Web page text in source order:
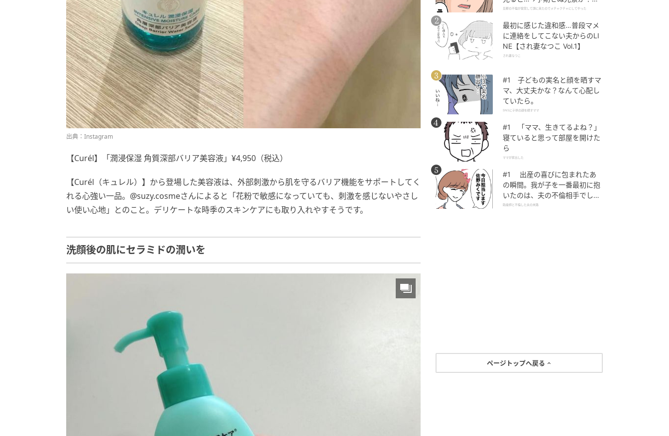
出典：Instagram
【Curél】「潤浸保湿 角質深部バリア美容液」¥4,950（税込）
【Curél（キュレル）】から登場した美容液は、外部刺激から肌を守るバリア機能をサポートしてく
れる心強い一品。@suzy.cosmeさんによると「花粉で敏感になっていても、刺激を感じないやさし
い使い心地」とのこと。デリケートな時季のスキンケアにも取り入れやすそうです。
洗顔後の肌にセラミドの潤いを
旦那の不倫が発覚して頭に来た
旦那の不倫が発覚して頭に来たのでメチャクチャにしてやった
最初に感じた違和感…普段マメ
に連絡をしてこない夫からのLI
NE【され妻なつこ Vol.1】
され妻なつこ
#1 子どもの実名と顔を晒すマ
マ、大丈夫かな？なんて心配し
ていたら。
SNSに子供の顔を晒すママ
#1 「ママ、生きてるよね？」
寝ていると思って部屋を開けた
ら
ママが家出した
#1 出産の喜びに包まれたあ
の瞬間。我が子を一番最初に抱
いたのは、夫の不倫相手でし
た。
助産師と不倫した夫の末路
ページトップへ戻る